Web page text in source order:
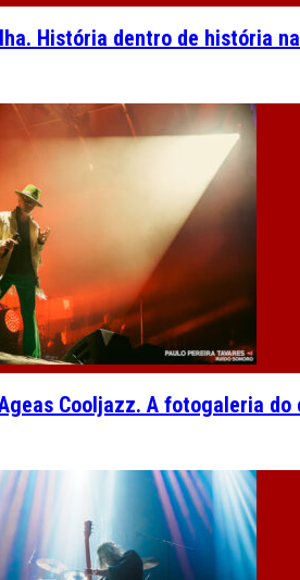
História dentro de história
Cooljazz. A fotogaleria do